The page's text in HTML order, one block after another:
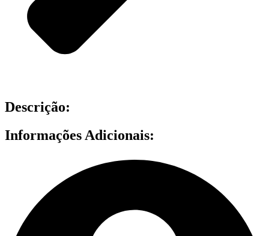
Descrição:
Informações Adicionais: